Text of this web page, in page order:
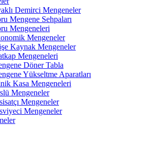
Demirci Mengeneler
Mengene Sehpaları
Mengeneleri
Mengeneler
Kaynak Mengeneler
Mengeneleri
Döner Tabla
Yükseltme Aparatları
Kasa Mengeneleri
Mengeneler
Mengeneler
Mengeneler